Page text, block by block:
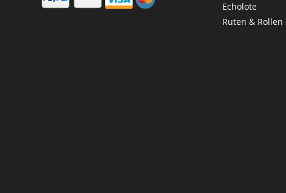
Echolote
Ruten & Rollen